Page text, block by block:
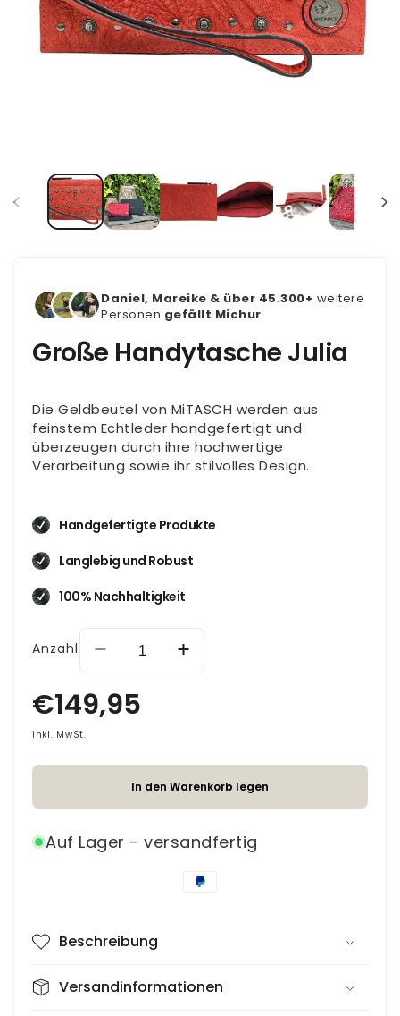
Daniel, Mareike & über 45.300+ weitere
Personen gefällt Michur
Große Handytasche Julia
Die Geldbeutel von MiTASCH werden aus
feinstem Echtleder handgefertigt und
überzeugen durch ihre hochwertige
Verarbeitung sowie ihr stilvolles Design.
Handgefertigte Produkte
Langlebig und Robust
100% Nachhaltigkeit
Anzahl
Verringere
Menge
für
Julia
Erhöhe
Julia
inkl. MwSt.
In den Warenkorb legen
Auf Lager - versandfertig
Beschreibung
Versandinformationen